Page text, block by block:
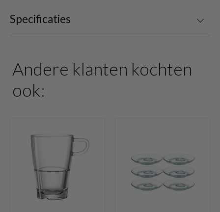
Specificaties
Andere klanten kochten
ook: